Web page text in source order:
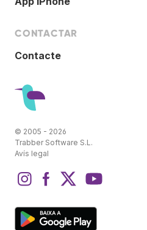
CONTACTAR
Contacte
© 2005 - 2026
Trabber Software S.L.
Avís legal